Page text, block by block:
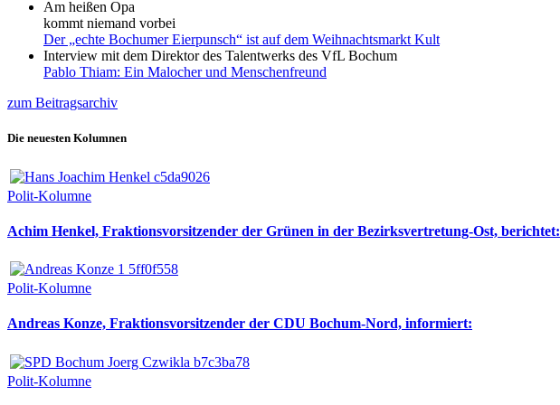
Am heißen Opa
kommt niemand vorbei
Der „echte Bochumer Eierpunsch“ ist auf dem Weihnachtsmarkt Kult
Interview mit dem Direktor des Talentwerks des VfL Bochum
Pablo Thiam: Ein Malocher und Menschenfreund
zum Beitragsarchiv
Die neuesten Kolumnen
Polit-Kolumne
Achim Henkel, Fraktionsvorsitzender der Grünen in der Bezirksvertretung-Ost, berichtet:
Polit-Kolumne
Andreas Konze, Fraktionsvorsitzender der CDU Bochum-Nord, informiert:
Polit-Kolumne